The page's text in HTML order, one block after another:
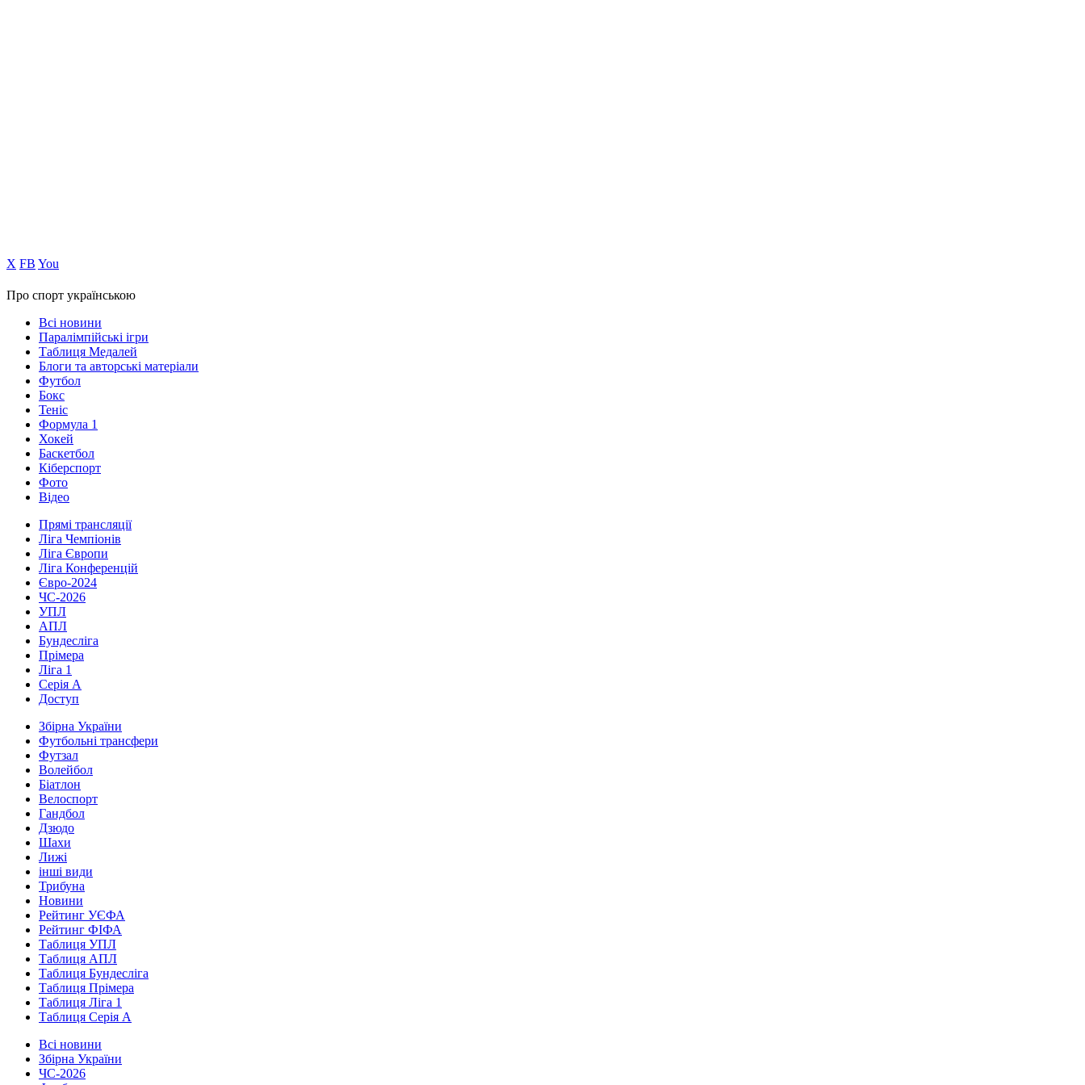
Х FB You
Про спорт українською
Всі новини
Паралімпійські ігри
Таблиця Медалей
Блоги та авторські матеріали
Футбол
Бокс
Теніс
Формула 1
Хокей
Баскетбол
Кіберспорт
Фото
Відео
Прямі трансляції
Ліга Чемпіонів
Ліга Європи
Ліга Конференцій
Євро-2024
ЧС-2026
УПЛ
АПЛ
Бундесліга
Прімера
Ліга 1
Серія А
Доступ
Збірна України
Футбольні трансфери
Футзал
Волейбол
Біатлон
Велоспорт
Гандбол
Дзюдо
Шахи
Лижі
інші види
Трибуна
Новини
Рейтинг УЄФА
Рейтинг ФІФА
Таблиця УПЛ
Таблиця АПЛ
Таблиця Бундесліга
Таблиця Прімера
Таблиця Ліга 1
Таблиця Серія А
Всі новини
Збірна України
ЧС-2026